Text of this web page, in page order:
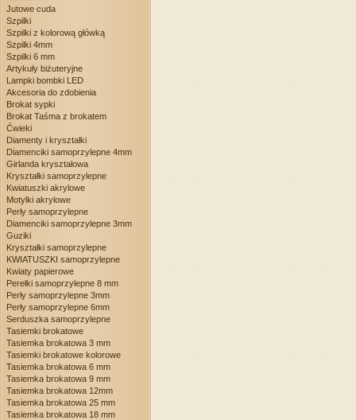
Jutowe cuda
Szpilki
Szpilki z kolorową główką
Szpilki 4mm
Szpilki 6 mm
Artykuły biżuteryjne
Lampki bombki LED
Akcesoria do zdobienia
Brokat sypki
Brokat Taśma z brokatem
Ćwieki
Diamenty i kryształki
Diamenciki samoprzylepne 4mm
Girlanda kryształowa
Kryształki samoprzylepne
Kwiatuszki akrylowe
Motylki akrylowe
Perły samoprzylepne
Diamenciki samoprzylepne 3mm
Guziki
Kryształki samoprzylepne
KWIATUSZKI samoprzylepne
Kwiaty papierowe
Perełki samoprzylepne 8 mm
Perły samoprzylepne 3mm
Perły samoprzylepne 6mm
Serduszka samoprzylepne
Tasiemki brokatowe
Tasiemka brokatowa 3 mm
Tasiemki brokatowe kolorowe
Tasiemka brokatowa 6 mm
Tasiemka brokatowa 9 mm
Tasiemka brokatowa 12mm
Tasiemka brokatowa 25 mm
Tasiemka brokatowa 18 mm